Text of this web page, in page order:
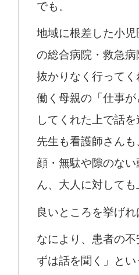
でも。
地域に根差した小
の総合病院・救急
抜かりなく行ってく
働く母親の「仕事
してくれた上で話を
先生も看護師さん
顔・無駄や隙のな
ん、大人に対しても
良いところを挙げれ
なにより、患者の
ずは話を聞く」と